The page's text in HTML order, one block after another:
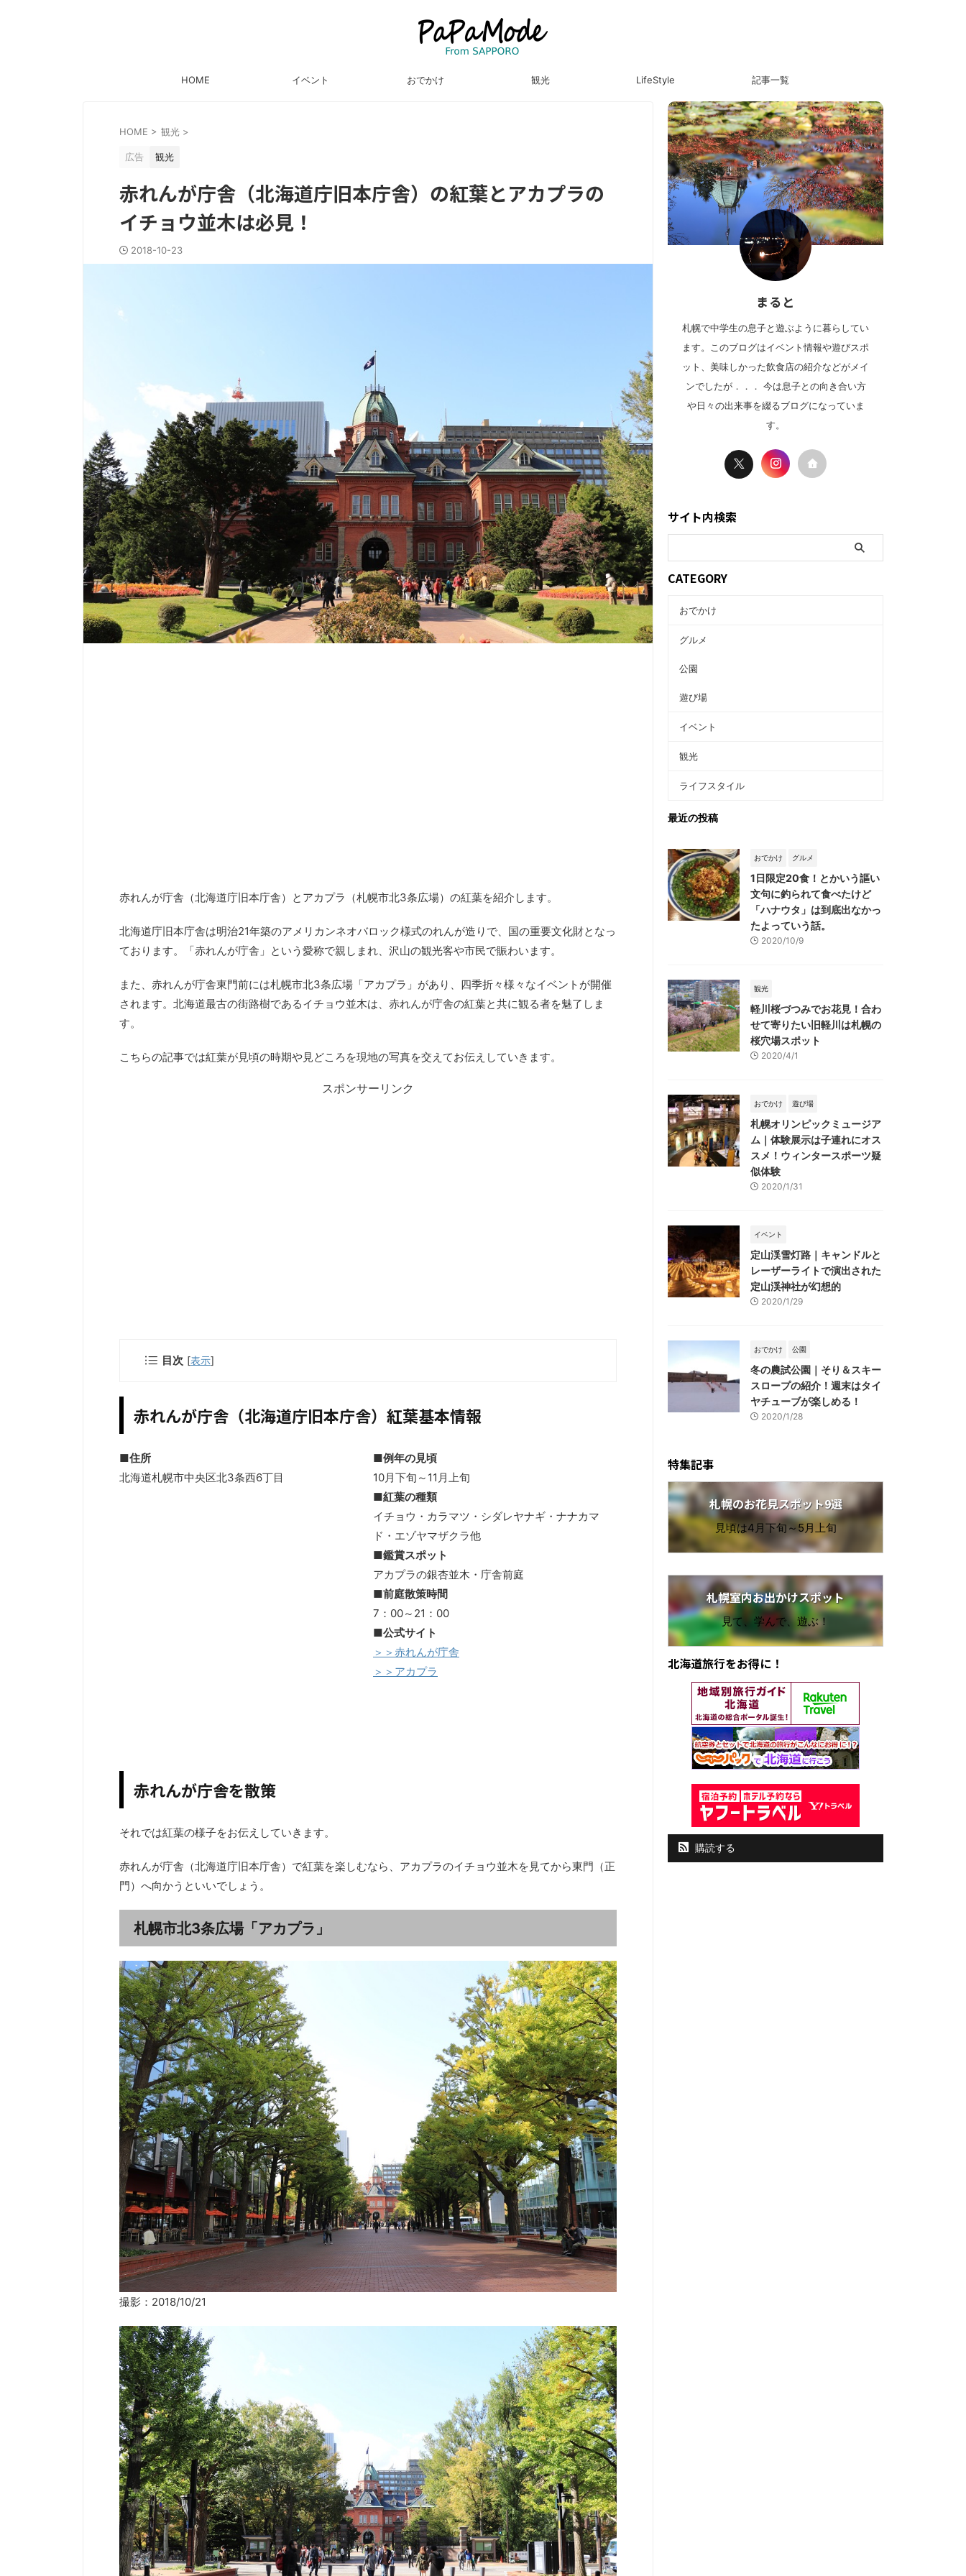
HOME イベント おでかけ 観光 LifeStyle 記事一覧
HOME > 観光 >
広告 観光
赤れんが庁舎（北海道庁旧本庁舎）の紅葉とアカプラの
イチョウ並木は必見！
2018-10-23
赤れんが庁舎（北海道庁旧本庁舎）とアカプラ（札幌市北3条広場）の紅葉を紹介します。
北海道庁旧本庁舎は明治21年築のアメリカンネオバロック様式のれんが造りで、国の重要文化財となっ
ております。「赤れんが庁舎」という愛称で親しまれ、沢山の観光客や市民で賑わいます。
また、赤れんが庁舎東門前には札幌市北3条広場「アカプラ」があり、四季折々様々なイベントが開催
されます。北海道最古の街路樹であるイチョウ並木は、赤れんが庁舎の紅葉と共に観る者を魅了しま
す。
こちらの記事では紅葉が見頃の時期や見どころを現地の写真を交えてお伝えしていきます。
スポンサーリンク
目次 [表示]
赤れんが庁舎（北海道庁旧本庁舎）紅葉基本情報
■住所
北海道札幌市中央区北3条西6丁目
■例年の見頃
10月下旬～11月上旬
■紅葉の種類
イチョウ・カラマツ・シダレヤナギ・ナナカマ
ド・エゾヤマザクラ他
■鑑賞スポット
アカプラの銀杏並木・庁舎前庭
■前庭散策時間
7：00～21：00
■公式サイト
＞＞赤れんが庁舎
＞＞アカプラ
赤れんが庁舎を散策
それでは紅葉の様子をお伝えしていきます。
赤れんが庁舎（北海道庁旧本庁舎）で紅葉を楽しむなら、アカプラのイチョウ並木を見てから東門（正
門）へ向かうといいでしょう。
札幌市北3条広場「アカプラ」
撮影：2018/10/21
まると
札幌で中学生の息子と遊ぶように暮らしてい
ます。このブログはイベント情報や遊びスポ
ット、美味しかった飲食店の紹介などがメイ
ンでしたが．．． 今は息子との向き合い方
や日々の出来事を綴るブログになっていま
す。
サイト内検索
CATEGORY
おでかけ
グルメ
公園
遊び場
イベント
観光
ライフスタイル
最近の投稿
おでかけ グルメ
1日限定20食！とかいう謳い
文句に釣られて食べたけど
「ハナウタ」は到底出なかっ
たよっていう話。
2020/10/9
観光
軽川桜づつみでお花見！合わ
せて寄りたい旧軽川は札幌の
桜穴場スポット
2020/4/1
おでかけ 遊び場
札幌オリンピックミュージア
ム｜体験展示は子連れにオス
スメ！ウィンタースポーツ疑
似体験
2020/1/31
イベント
定山渓雪灯路｜キャンドルと
レーザーライトで演出された
定山渓神社が幻想的
2020/1/29
おでかけ 公園
冬の農試公園｜そり＆スキー
スロープの紹介！週末はタイ
ヤチューブが楽しめる！
2020/1/28
特集記事
札幌のお花見スポット9選
見頃は4月下旬～5月上旬
札幌室内お出かけスポット
見て、学んで、遊ぶ！
北海道旅行をお得に！
購読する